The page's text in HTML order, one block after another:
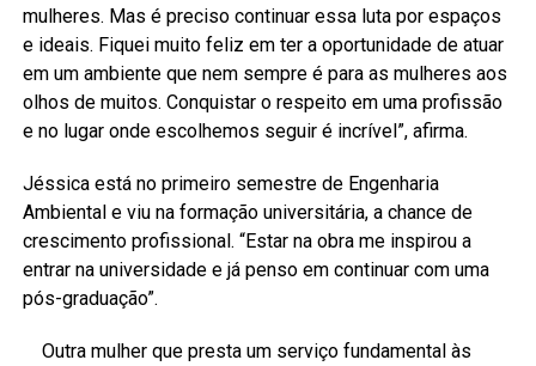
mulheres. Mas é preciso continuar essa luta por espaços
e ideais. Fiquei muito feliz em ter a oportunidade de atuar
em um ambiente que nem sempre é para as mulheres aos
olhos de muitos. Conquistar o respeito em uma profissão
e no lugar onde escolhemos seguir é incrível”, afirma.
Jéssica está no primeiro semestre de Engenharia
Ambiental e viu na formação universitária, a chance de
crescimento profissional. “Estar na obra me inspirou a
entrar na universidade e já penso em continuar com uma
pós-graduação”.
Outra mulher que presta um serviço fundamental às